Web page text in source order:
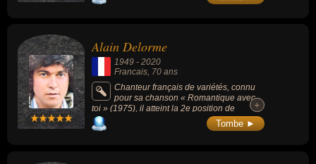
Patachou.
Alain Delorme
1949 - 2020
Francais, 70 ans
Chanteur français de variétés, connu
pour sa chanson « Romantique avec
toi » (1975), il atteint la 2e position de
l'Ultratop francophone en octobre 1975.
+
+
Tombe ►